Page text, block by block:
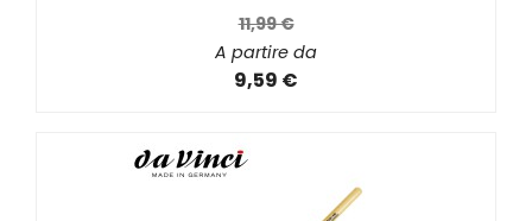
11,99 €
A partire da
9,59 €